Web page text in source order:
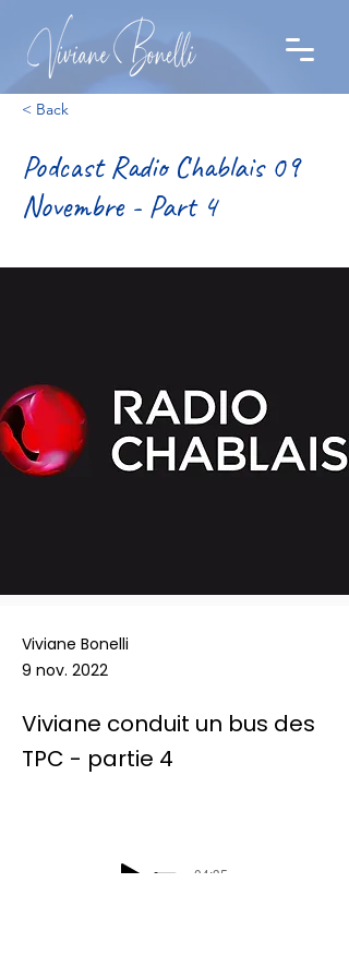
< Back
Podcast Radio Chablais 09
Novembre - Part 4
Viviane Bonelli
9 nov. 2022
Viviane conduit un bus des
TPC - partie 4
-04:35